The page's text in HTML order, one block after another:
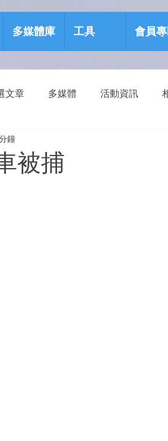
多媒體庫 工具 會員
文章 多媒體 活動資訊
被捕
鐘